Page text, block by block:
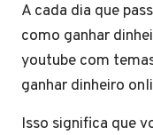
A cada dia que
como ganhar
youtube com
ganhar dinheiro
Isso significa que